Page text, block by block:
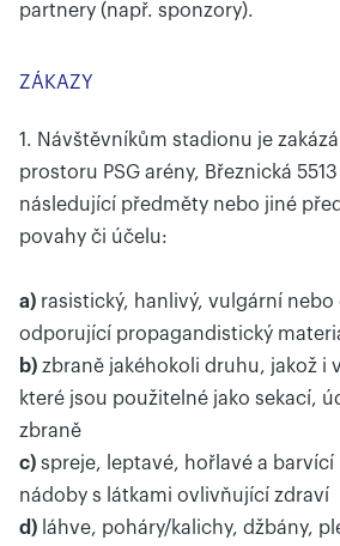
partnery (např. sponzory).
ZÁKAZY
1. Návštěvníkům stadionu je
prostoru PSG arény, Březnická
následující předměty nebo jiné
povahy či účelu:
a) rasistický, hanlivý, vulgární
odporující propagandistický
b) zbraně jakéhokoli druhu, jakož i
které jsou použitelné jako sekací,
zbraně
c) spreje, leptavé, hořlavé a barvící
nádoby s látkami ovlivňující zdraví
d) láhve, poháry/kalichy, džbány,